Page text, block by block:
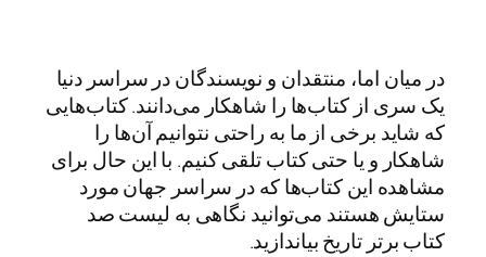
در میان اما، منتقدان و نویسندگان در سراسر دنیا
یک سری از کتاب‌ها را شاهکار می‌دانند. کتاب‌هایی
که شاید برخی از ما به راحتی نتوانیم آن‌ها را
شاهکار و یا حتی کتاب تلقی کنیم. با این حال برای
مشاهده این کتاب‌ها که در سراسر جهان مورد
ستایش هستند می‌توانید نگاهی به لیست صد
کتاب برتر تاریخ بیاندازید.